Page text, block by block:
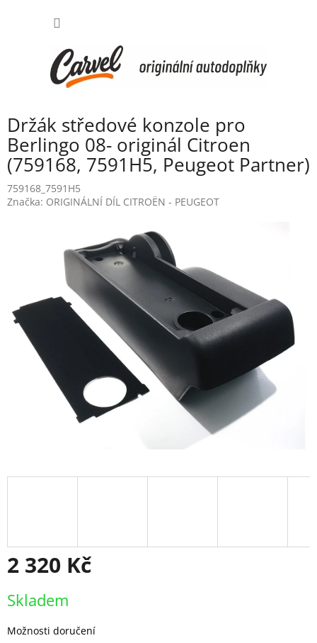
Držák středové konzole pro
Berlingo 08- originál Citroen
(759168, 7591H5, Peugeot Partner)
759168_7591H5
Značka: ORIGINÁLNÍ DÍL CITROËN - PEUGEOT
2 320 Kč
cena:
Skladem
Možnosti doručení